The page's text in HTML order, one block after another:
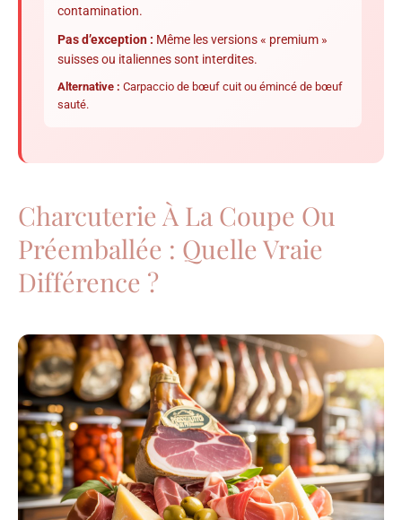
contamination.
Pas d’exception : Même les versions « premium »
suisses ou italiennes sont interdites.
Alternative : Carpaccio de bœuf cuit ou émincé de bœuf
sauté.
Charcuterie À La Coupe Ou
Préemballée : Quelle Vraie
Différence ?